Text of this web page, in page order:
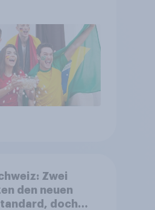
Zwei
den neuen
doch